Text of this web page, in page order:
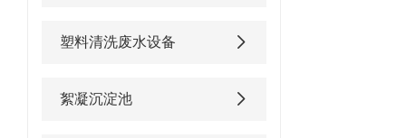
塑料清洗废水设备
絮凝沉淀池